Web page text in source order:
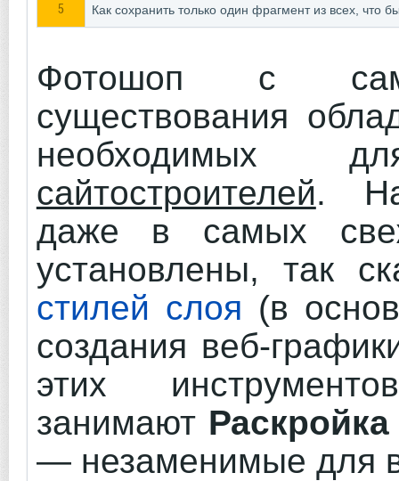
5 Как сохранить только один фрагмент из всех, что
Фотошоп с
существования
необходимых
сайтостроителей.
даже в самых
установлены, так
стилей слоя (в
создания веб-
этих
занимают
— незаменимые для